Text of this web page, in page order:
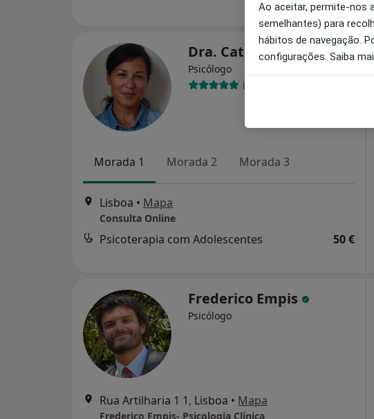
Dra. Cathy Lourenço
Psicólogo
8 opiniões
Morada 1 Morada 2 Morada 3
Lisboa • Mapa
Consulta Online
Psicoterapia com Adolescentes 50 €
Frederico Empis
Psicólogo
Rua Artilharia 1 1, Lisboa • Mapa
Frederico Empis- Psicologia Clínica
Ao aceitar, permite-nos
semelhantes) para
hábitos de navegação.
configurações. Saiba